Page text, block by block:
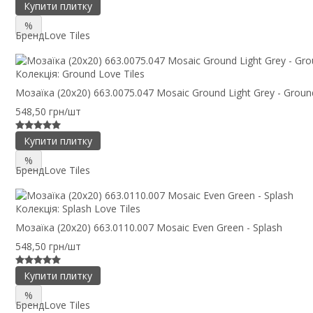
Купити плитку
%
БрендLove Tiles
Колекція: Ground Love Tiles
Мозаїка (20x20) 663.0075.047 Mosaic Ground Light Grey -
548,50 грн/шт
Купити плитку
%
БрендLove Tiles
Колекція: Splash Love Tiles
Мозаїка (20x20) 663.0110.007 Mosaic Even Green - Splash
548,50 грн/шт
Купити плитку
%
БрендLove Tiles